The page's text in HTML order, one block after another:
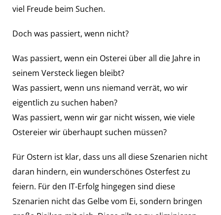
viel Freude beim Suchen.
Doch was passiert, wenn nicht?
Was passiert, wenn ein Osterei über all die Jahre in
seinem Versteck liegen bleibt?
Was passiert, wenn uns niemand verrät, wo wir
eigentlich zu suchen haben?
Was passiert, wenn wir gar nicht wissen, wie viele
Ostereier wir überhaupt suchen müssen?
Für Ostern ist klar, dass uns all diese Szenarien nicht
daran hindern, ein wunderschönes Osterfest zu
feiern. Für den IT-Erfolg hingegen sind diese
Szenarien nicht das Gelbe vom Ei, sondern bringen